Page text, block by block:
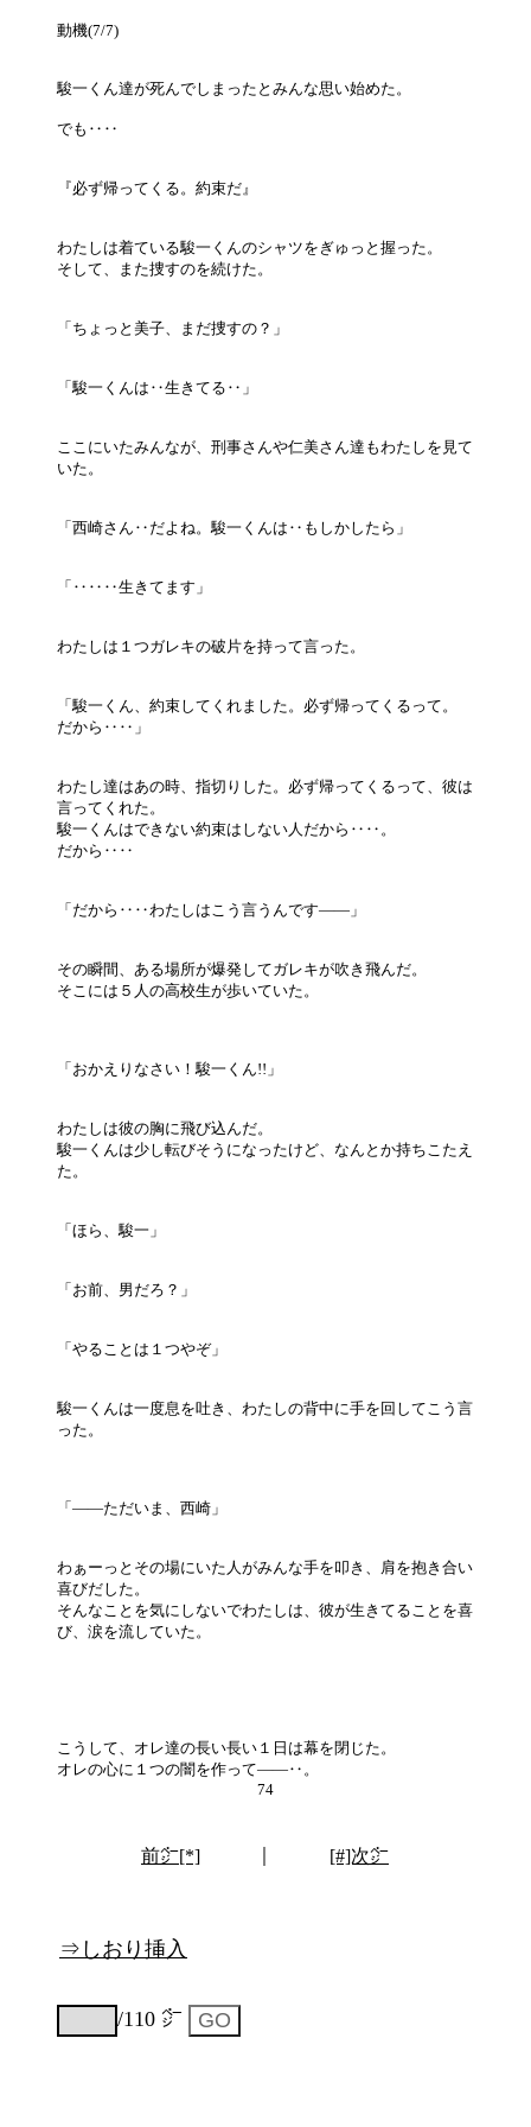
動機(7/7)
駿一くん達が死んでしまったとみんな思い始めた。
でも‥‥
『必ず帰ってくる。約束だ』
わたしは着ている駿一くんのシャツをぎゅっと握った。
そして、また捜すのを続けた。
「ちょっと美子、まだ捜すの？」
「駿一くんは‥生きてる‥」
ここにいたみんなが、刑事さんや仁美さん達もわたしを見て
いた。
「西崎さん‥だよね。駿一くんは‥もしかしたら」
「‥‥‥生きてます」
わたしは１つガレキの破片を持って言った。
「駿一くん、約束してくれました。必ず帰ってくるって。
だから‥‥」
わたし達はあの時、指切りした。必ず帰ってくるって、彼は
言ってくれた。
駿一くんはできない約束はしない人だから‥‥。
だから‥‥
「だから‥‥わたしはこう言うんです――」
その瞬間、ある場所が爆発してガレキが吹き飛んだ。
そこには５人の高校生が歩いていた。
「おかえりなさい！駿一くん!!」
わたしは彼の胸に飛び込んだ。
駿一くんは少し転びそうになったけど、なんとか持ちこたえ
た。
「ほら、駿一」
「お前、男だろ？」
「やることは１つやぞ」
駿一くんは一度息を吐き、わたしの背中に手を回してこう言
った。
「――ただいま、西崎」
わぁーっとその場にいた人がみんな手を叩き、肩を抱き合い
喜びだした。
そんなことを気にしないでわたしは、彼が生きてることを喜
び、涙を流していた。
こうして、オレ達の長い長い１日は幕を閉じた。
オレの心に１つの闇を作って――‥。
74
前㌻[*] [#]次㌻
⇒しおり挿入
/110 ㌻